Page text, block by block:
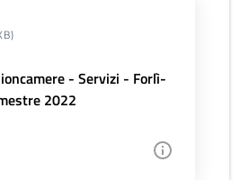
- Servizi - Forlì-
2022